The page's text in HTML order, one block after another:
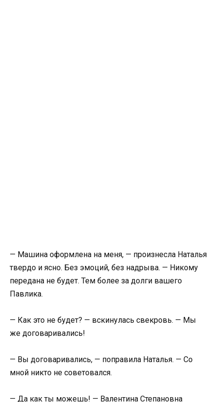
— Машина оформлена на меня, — произнесла Наталья
твердо и ясно. Без эмоций, без надрыва. — Никому
передана не будет. Тем более за долги вашего
Павлика.
— Как это не будет? — вскинулась свекровь. — Мы
же договаривались!
— Вы договаривались, — поправила Наталья. — Со
мной никто не советовался.
— Да как ты можешь! — Валентина Степановна